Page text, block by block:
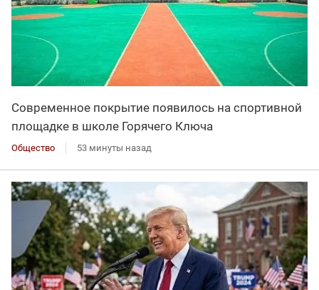
Современное покрытие появилось на спортивной
площадке в школе Горячего Ключа
Общество 53 минуты назад